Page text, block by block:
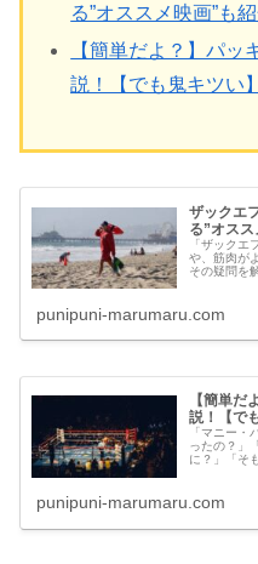
る”オススメ映画”も
【簡単だよ？】パッ
説！【でも鬼キツい】
ザックエ
る”オス
「ザックエ
や、筋肉が
その疑問を
punipuni-marumaru.com
【簡単だ
説！【で
「マニー・
ったの？」
に？」「そ
punipuni-marumaru.com